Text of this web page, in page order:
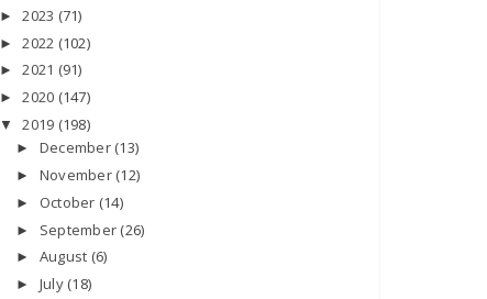
►2023 (71)
►2022 (102)
►2021 (91)
►2020 (147)
▼2019 (198)
► December (13)
► November (12)
► October (14)
► September (26)
► August (6)
► July (18)